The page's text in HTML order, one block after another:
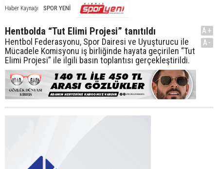
Haber Kaynağı SPOR YENİ
Hentbolda “Tut Elimi Projesi” tanıtıldı
Hentbol Federasyonu, Spor Dairesi ve Uyuşturucu ile
Mücadele Komisyonu iş birliğinde hayata geçirilen “Tut
Elimi Projesi” ile ilgili basın toplantısı gerçekleştirildi.
A+
A-